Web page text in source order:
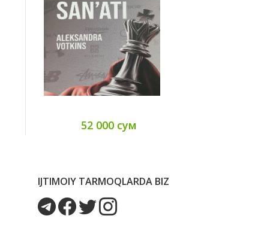
52 000 сум
IJTIMOIY TARMOQLARDA BIZ